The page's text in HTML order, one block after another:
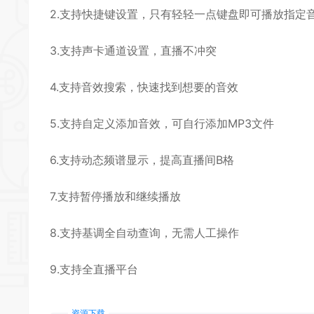
2.支持快捷键设置，只有轻轻一点键盘即可播放指定
3.支持声卡通道设置，直播不冲突
4.支持音效搜索，快速找到想要的音效
5.支持自定义添加音效，可自行添加MP3文件
6.支持动态频谱显示，提高直播间B格
7.支持暂停播放和继续播放
8.支持基调全自动查询，无需人工操作
9.支持全直播平台